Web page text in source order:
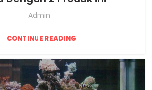
Admin
CONTINUE READING